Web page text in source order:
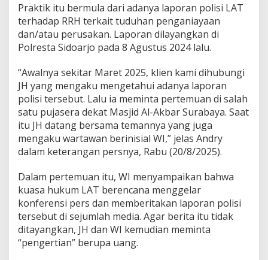
r
a
n
c
a
J
a
d
i
e
r
s
n
g
a
Praktik itu bermula dari adanya laporan polisi LAT
terhadap RRH terkait tuduhan penganiayaan
dan/atau perusakan. Laporan dilayangkan di
Polresta Sidoarjo pada 8 Agustus 2024 lalu.
“Awalnya sekitar Maret 2025, klien kami dihubungi
JH yang mengaku mengetahui adanya laporan
polisi tersebut. Lalu ia meminta pertemuan di salah
satu pujasera dekat Masjid Al-Akbar Surabaya. Saat
itu JH datang bersama temannya yang juga
mengaku wartawan berinisial WI,” jelas Andry
dalam keterangan persnya, Rabu (20/8/2025).
Dalam pertemuan itu, WI menyampaikan bahwa
kuasa hukum LAT berencana menggelar
konferensi pers dan memberitakan laporan polisi
tersebut di sejumlah media. Agar berita itu tidak
ditayangkan, JH dan WI kemudian meminta
“pengertian” berupa uang.